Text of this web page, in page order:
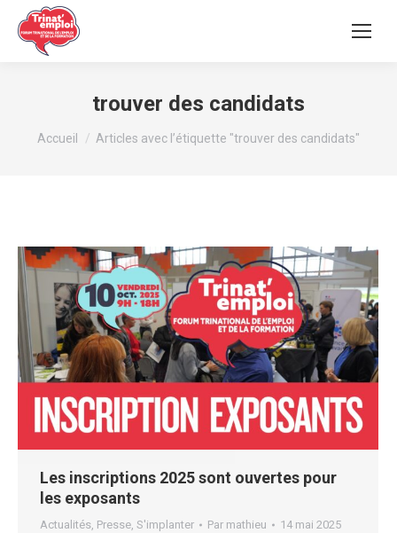
trouver des candidats
Vous êtes ici :
Accueil Articles avec l’étiquette "trouver des candidats"
Les inscriptions 2025 sont ouvertes pour
les exposants
Actualités, Presse, S'implanter Par mathieu 14 mai 2025